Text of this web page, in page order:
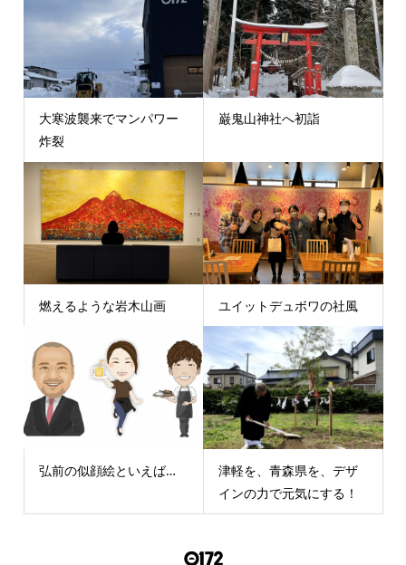
大寒波襲来でマンパワー
炸裂
巌鬼山神社へ初詣
燃えるような岩木山画 ユイットデュボワの社風
弘前の似顔絵といえば…
津軽を、青森県を、デザ
インの力で元気にする！